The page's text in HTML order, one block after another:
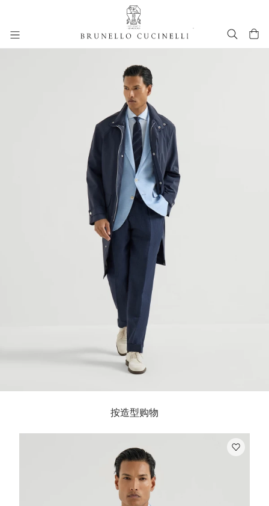
261MOUTFIT72
按造型购物